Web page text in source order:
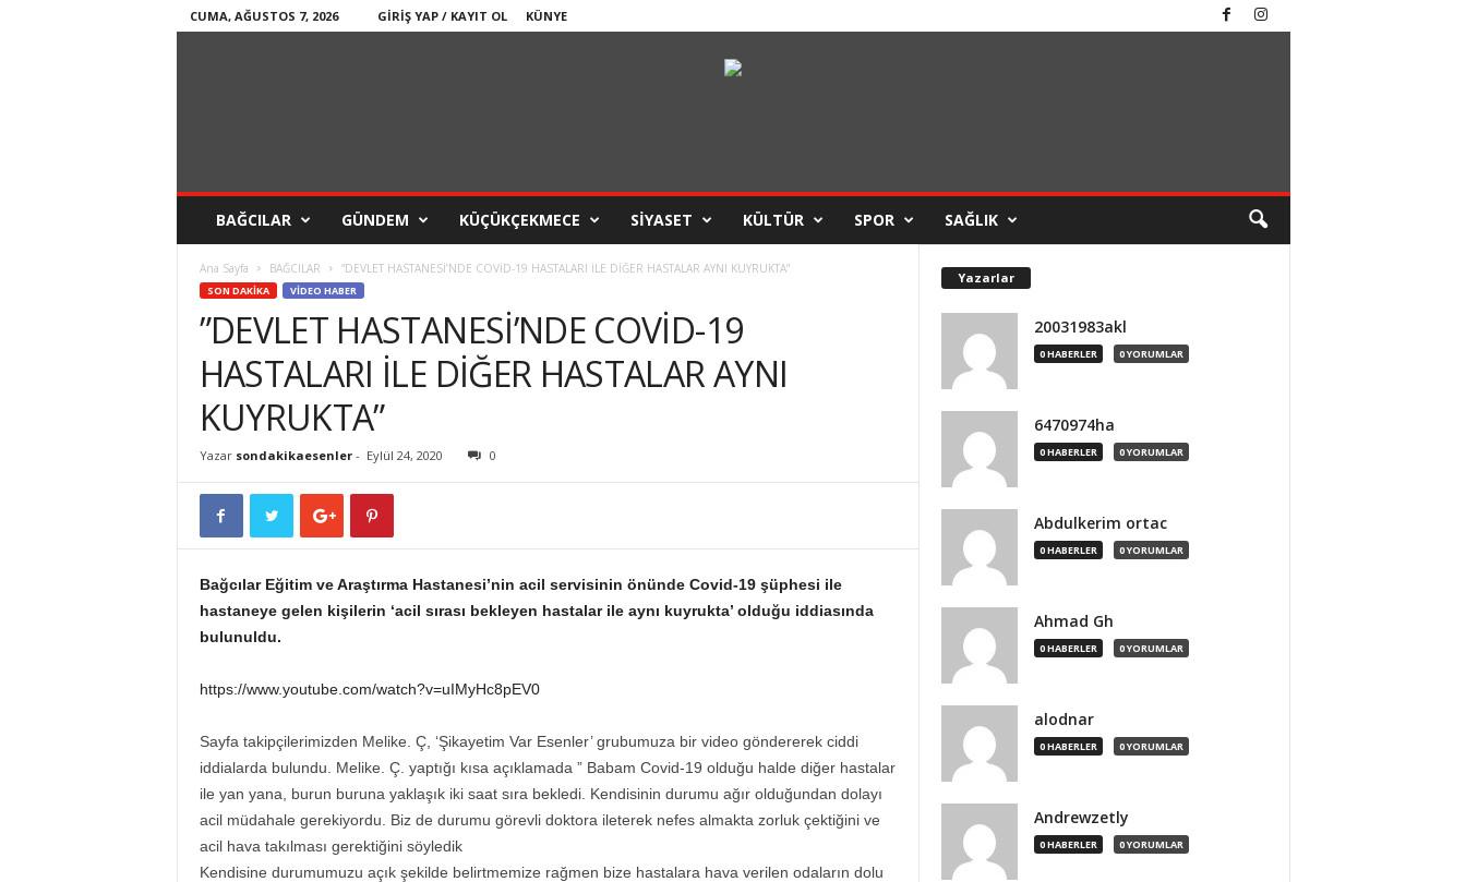
CUMA, AĞUSTOS 7, 2026 GIRIŞ YAP / KAYIT OL KÜNYE
BAĞCILAR GÜNDEM KÜÇÜKÇEKMECE SİYASET KÜLTÜR SPOR SAĞLIK
Ana Sayfa BAĞCILAR ”DEVLET HASTANESİ’NDE COVİD-19 HASTALARI İLE DİĞER HASTALAR AYNI KUYRUKTA”
SON DAKİKA VİDEO HABER
”DEVLET HASTANESİ’NDE COVİD-19
HASTALARI İLE DİĞER HASTALAR AYNI
KUYRUKTA”
Yazar sondakikaesenler- Eylül 24, 2020 0
Bağcılar Eğitim ve Araştırma Hastanesi’nin acil servisinin önünde Covid-19 şüphesi ile
hastaneye gelen kişilerin ‘acil sırası bekleyen hastalar ile aynı kuyrukta’ olduğu iddiasında
bulunuldu.
https://www.youtube.com/watch?v=uIMyHc8pEV0
Sayfa takipçilerimizden Melike. Ç, ‘Şikayetim Var Esenler’ grubumuza bir video göndererek ciddi
iddialarda bulundu. Melike. Ç. yaptığı kısa açıklamada ” Babam Covid-19 olduğu halde diğer hastalar
ile yan yana, burun buruna yaklaşık iki saat sıra bekledi. Kendisinin durumu ağır olduğundan dolayı
acil müdahale gerekiyordu. Biz de durumu görevli doktora ileterek nefes almakta zorluk çektiğini ve
acil hava takılması gerektiğini söyledik
Kendisine durumumuzu açık şekilde belirtmemize rağmen bize hastalara hava verilen odaların dolu
Yazarlar
20031983akl
0 HABERLER 0 YORUMLAR
6470974ha
0 HABERLER 0 YORUMLAR
Abdulkerim ortac
0 HABERLER 0 YORUMLAR
Ahmad Gh
0 HABERLER 0 YORUMLAR
alodnar
0 HABERLER 0 YORUMLAR
Andrewzetly
0 HABERLER 0 YORUMLAR